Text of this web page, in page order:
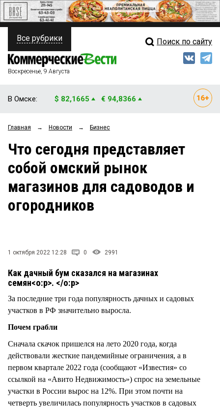
ПОЛИТИКА
ФИНАНСЫ
ОБЩЕСТВО
ЗАКОН
Свежий выпуск
Рейтинги
Блоги
Архив
Все рубрики Поиск по сайту
Воскресенье, 9 Августа
В Омске: $ 82,1665 € 94,8366
Главная → Новости → Бизнес
Что сегодня представляет
собой омский рынок
магазинов для садоводов и
огородников
1 октября 2022 12:28 0 2991
Как дачный бум сказался на магазинах
семян<o:p>. </o:p>
За последние три года популярность дачных и садовых
участков в РФ значительно выросла.
Почем грабли
Сначала скачок пришелся на лето 2020 года, когда
действовали жесткие пандемийные ограничения, а в
первом квартале 2022 года (сообщают «Известия» со
ссылкой на «Авито Недвижимость») спрос на земельные
участки в России вырос на 12%. При этом почти на
четверть увеличилась популярность участков в садовых